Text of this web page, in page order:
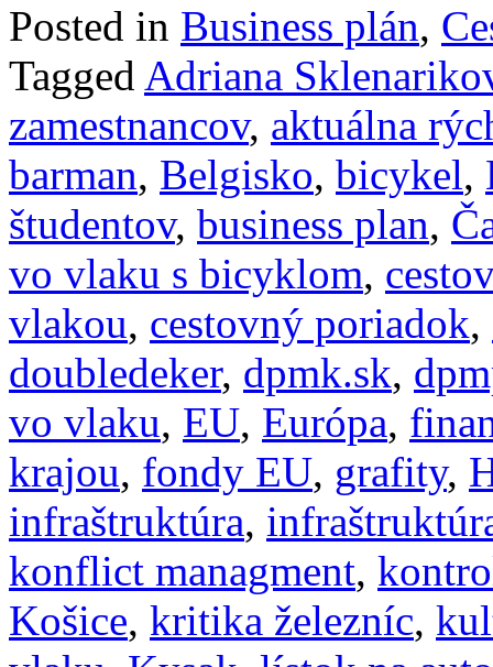
Posted in Business plán,
Tagged Adriana
zamestnancov, aktuálna
barman, Belgisko, bicykel,
študentov, business plan,
vo vlaku s bicyklom,
vlakou, cestovný poriadok,
doubledeker, dpmk.sk,
vo vlaku, EU, Európa,
krajou, fondy EU, grafity,
infraštruktúra,
konflict managment,
Košice, kritika železníc,